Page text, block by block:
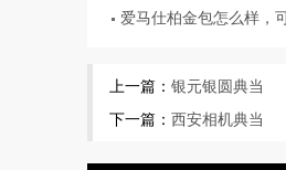
爱马仕柏金包怎么样，
上一篇： 银元银圆典当
下一篇： 西安相机典当